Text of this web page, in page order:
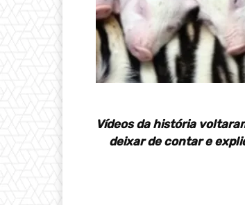
Vídeos da história
deixar de contar e